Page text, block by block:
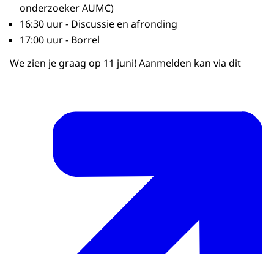
onderzoeker AUMC)
16:30 uur - Discussie en afronding
17:00 uur - Borrel
We zien je graag op 11 juni! Aanmelden kan via dit